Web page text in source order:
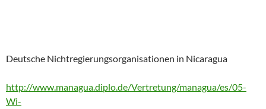
Deutsche Nichtregierungsorganisationen in Nicaragua
http://www.managua.diplo.de/Vertretung/managua/es/05-
Wi-